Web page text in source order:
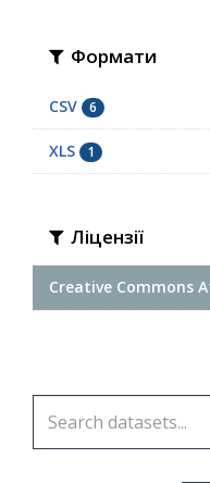
Формати
CSV 6
XLS 1
Ліцензії
Creative Commons